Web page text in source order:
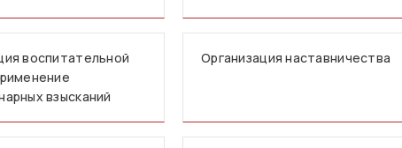
воспитательной
взысканий
Организация наставничества